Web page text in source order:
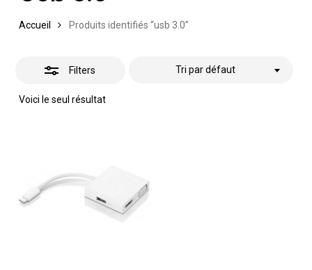
Accueil Produits identifiés “usb 3.0”
Filters
Voici le seul résultat
Tri par défaut